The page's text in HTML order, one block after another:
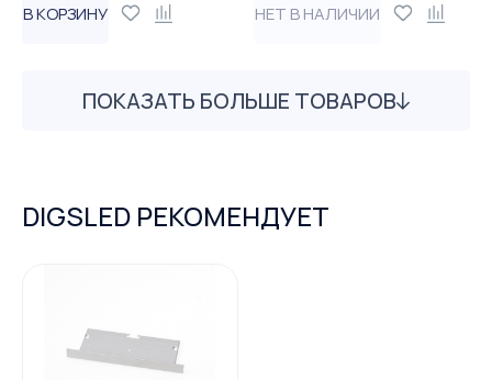
В КОРЗИНУ НЕТ В НАЛИЧИИ
ПОКАЗАТЬ БОЛЬШЕ ТОВАРОВ
DIGSLED РЕКОМЕНДУЕТ